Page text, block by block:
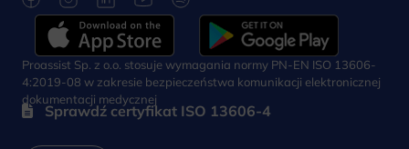
Proassist Sp. z o.o. stosuje wymagania normy PN-EN ISO 13606-
4:2019-08 w zakresie bezpieczeństwa komunikacji elektronicznej
dokumentacji medycznej
Sprawdź certyfikat ISO 13606-4